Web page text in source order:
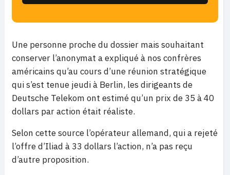
Une personne proche du dossier mais souhaitant
conserver l’anonymat a expliqué à nos confrères
américains qu’au cours d’une réunion stratégique
qui s’est tenue jeudi à Berlin, les dirigeants de
Deutsche Telekom ont estimé qu’un prix de 35 à 40
dollars par action était réaliste.
Selon cette source l’opérateur allemand, qui a rejeté
l’offre d’Iliad à 33 dollars l’action, n’a pas reçu
d’autre proposition.